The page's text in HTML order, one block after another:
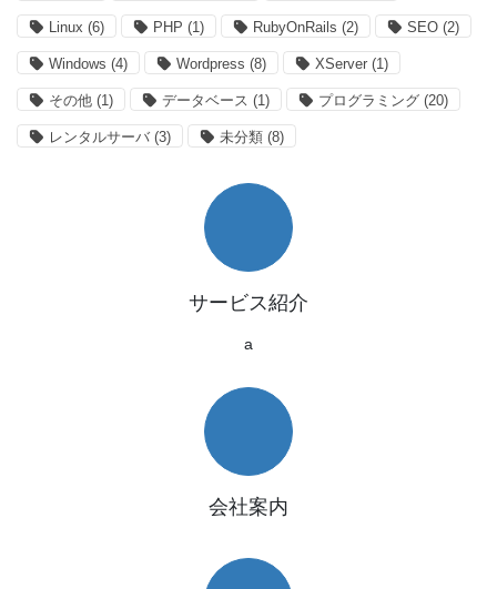
Linux (6) PHP (1) RubyOnRails (2) SEO (2)
Windows (4) Wordpress (8) XServer (1)
その他 (1) データベース (1) プログラミング (20)
レンタルサーバ (3) 未分類 (8)
サービス紹介
a
会社案内